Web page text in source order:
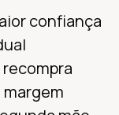
confiança
recompra